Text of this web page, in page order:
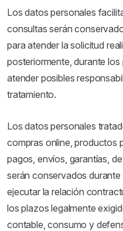
Los datos personales
consultas serán
para atender la solicitud
posteriormente, durante
atender posibles
tratamiento.
Los datos personales
compras online, productos
pagos, envíos, garantías,
serán conservados
ejecutar la relación
los plazos legalmente
contable, consumo y